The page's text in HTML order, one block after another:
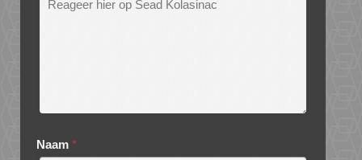
Naam *